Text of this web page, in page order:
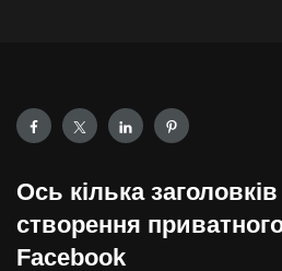
Ось кілька
створення
Facebook